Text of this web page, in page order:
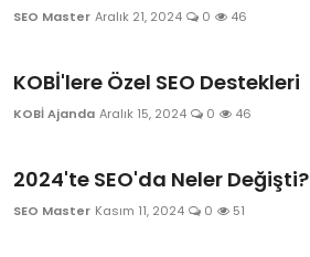
Hizmetler
SEO
Pazarlama
Yerel SEO
SEO Master Aralık 21, 2024 0 46
KOBİ'lere Özel SEO Destekleri
KOBİ Ajanda Aralık 15, 2024 0 46
2024'te SEO'da Neler Değişti?
SEO Master Kasım 11, 2024 0 51